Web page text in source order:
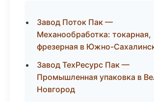
Завод Поток Пак —
Механообработка: токарная,
фрезерная в Южно-
Завод ТехРесурс Пак —
Промышленная упаковка в
Новгород